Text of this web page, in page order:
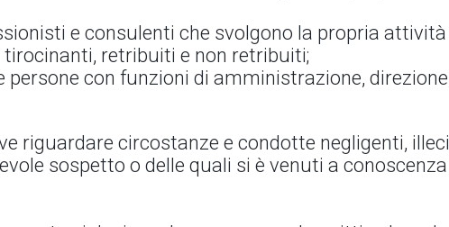
e consulenti che svolgono la propria attività
tirocinanti, retribuiti e non retribuiti;
persone con funzioni di amministrazione,
riguardare circostanze e condotte negligenti,
sospetto o delle quali si è venuti a